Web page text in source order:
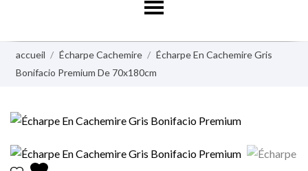
accueil Écharpe Cachemire
Écharpe En Cachemire Gris
Bonifacio Premium De 70x180cm